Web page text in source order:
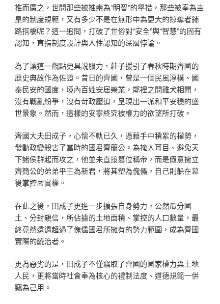
推而廣之，世間那些被推崇為“明智”的舉措，那些被奉為圭
臬的制度規範，又有多少不是在無形中為更大的掠奪者鋪
路搭橋呢？這一追問，打破了世俗對“安全”與“智慧”的固有
認知，直指制度設計與人性認知的深層悖論。
為了讓這一觀點更具說服力，莊子援引了春秋時期齊國的
歷史典故作為佐證。昔日的齊國，曾是一個民風淳樸、國
泰民安的國度，境內百姓安居樂業，鄰裡之間雞犬相聞，
沒有戰亂紛爭，沒有苛政壓迫，呈現出一派和平安穩的盛
世景象。然而，這樣的安寧終究被權力的欲望所打破。
齊國大夫田成子，心懷不軌已久，憑藉手中積累的權勢，
發動政變殺害了當時的國君齊簡公。為掩人耳目、避免天
下諸侯群起而攻之，他並未直接篡位稱帝，而是假意擁立
齊簡公的弟弟平王為新君，將其塑為傀儡，自己則躲在幕
後掌控著實權。
在此之後，田成子更進一步擴張自身勢力，公然瓜分國
土、分封親信，所佔據的土地面積、掌控的人口數量，最
終竟然遠遠超過了傀儡國君所擁有的勢力範圍，成為齊國
實際的統治者。
更為惡劣的是，田成子不僅竊取了齊國的國家權力與土地
人民，更將當時社會奉為核心的禮制法度、道德規範一併
竊為己用。